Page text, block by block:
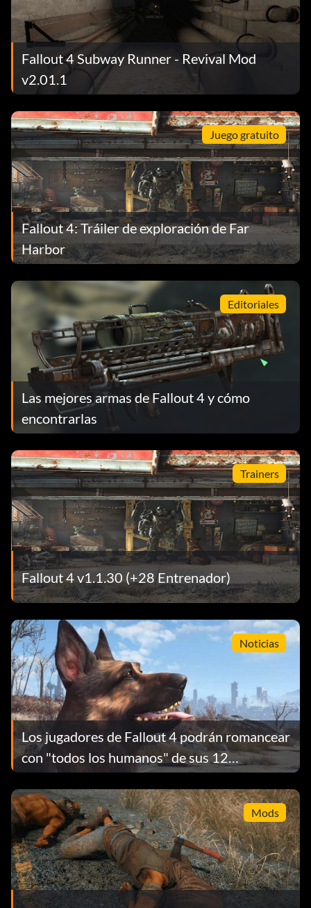
Fallout 4 Subway Runner - Revival Mod
v2.01.1
Juego gratuito
Fallout 4: Tráiler de exploración de Far
Harbor
Editoriales
Las mejores armas de Fallout 4 y cómo
encontrarlas
Trainers
Fallout 4 v1.1.30 (+28 Entrenador)
Noticias
Los jugadores de Fallout 4 podrán romancear
con "todos los humanos" de sus 12
compañeros
Mods